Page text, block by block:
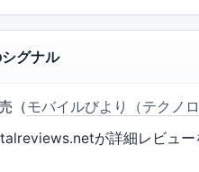
グナル
（モバイルびより（テクノ
が詳細レビュー